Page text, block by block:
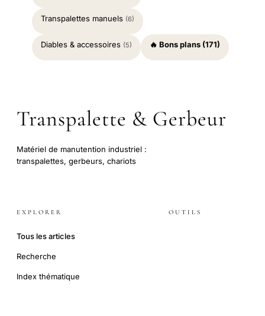
Transpalettes manuels (6)
Diables & accessoires (5) 🔥 Bons plans (171)
Transpalette & Gerbeur
Matériel de manutention industriel :
transpalettes, gerbeurs, chariots
EXPLORER
Tous les articles
Recherche
Index thématique
OUTILS